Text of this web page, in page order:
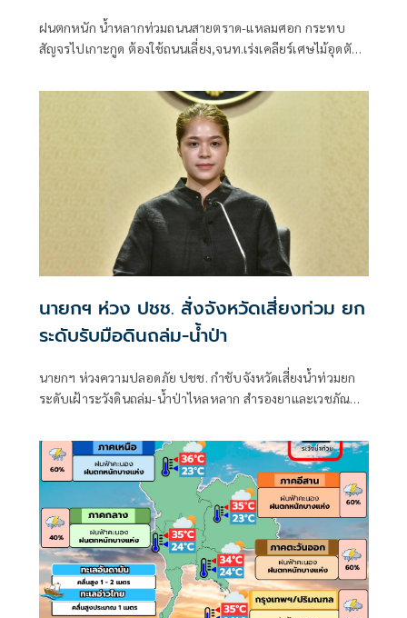
ฝนตกหนัก น้ำหลากท่วมถนนสายตราด-แหลมศอก กระทบ
สัญจรไปเกาะกูด ต้องใช้ถนนเลี่ยง,จนท.เร่งเคลียร์เศษไม้อุดตัน
นายกฯ ห่วง ปชช. สั่งจังหวัดเสี่ยงท่วม ยก
ระดับรับมือดินถล่ม-น้ำป่า
นายกฯ ห่วงความปลอดภัย ปชช. กำชับจังหวัดเสี่ยงน้ำท่วมยก
ระดับเฝ้าระวังดินถล่ม-น้ำป่าไหลหลาก สำรองยาและเวชภัณฑ์